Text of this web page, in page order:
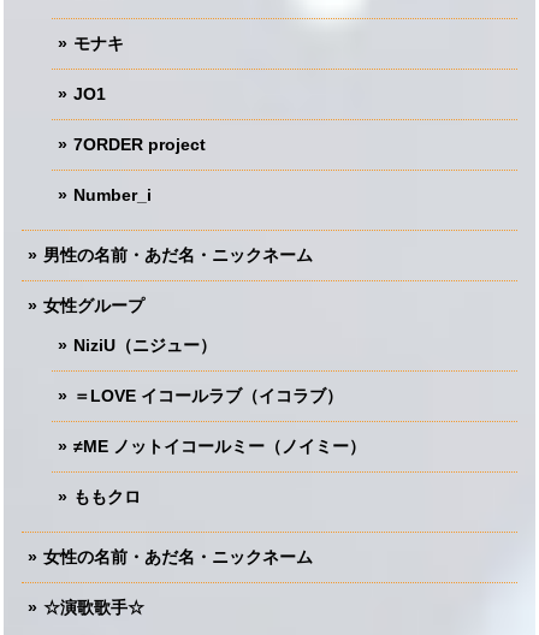
モナキ
JO1
7ORDER project
Number_i
男性の名前・あだ名・ニックネーム
女性グループ
NiziU（ニジュー）
＝LOVE イコールラブ（イコラブ）
≠ME ノットイコールミー（ノイミー）
ももクロ
女性の名前・あだ名・ニックネーム
☆演歌歌手☆